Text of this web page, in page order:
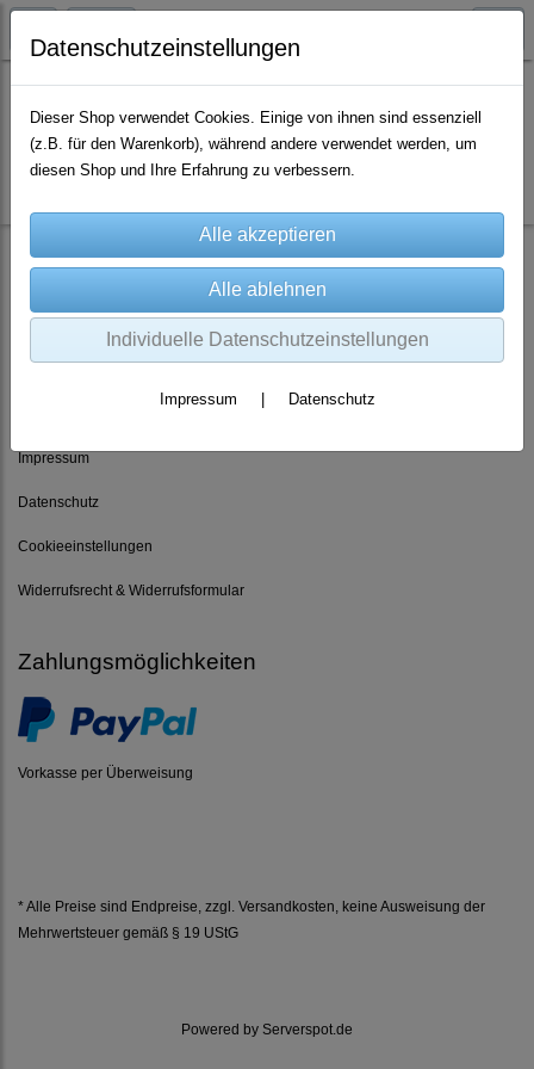
Es wurden leider keine Produkte gefunden.
Rechtliches
Impressum
Datenschutz
Cookieeinstellungen
Widerrufsrecht & Widerrufsformular
Zahlungsmöglichkeiten
Vorkasse per Überweisung
* Alle Preise sind Endpreise, zzgl. Versandkosten , keine Ausweisung der
Mehrwertsteuer gemäß § 19 UStG
Powered by Serverspot.de
Datenschutzeinstellungen
Dieser Shop verwendet Cookies. Einige von ihnen sind essenziell
(z.B. für den Warenkorb), während andere verwendet werden, um
diesen Shop und Ihre Erfahrung zu verbessern.
Individuelle Datenschutzeinstellungen
Impressum Datenschutz